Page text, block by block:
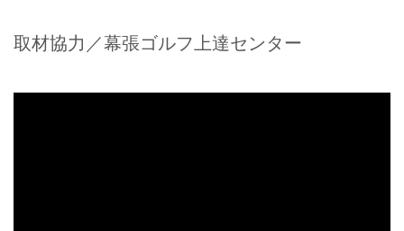
取材協力／幕張ゴルフ上達センター